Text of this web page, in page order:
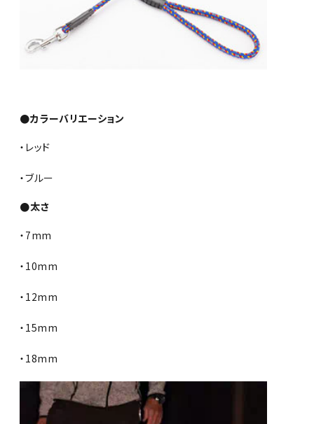
●カラーバリエーション
・レッド
・ブルー
●太さ
・7mm
・10mm
・12mm
・15mm
・18mm